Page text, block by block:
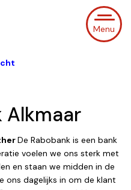
Menu
Alkmaar
De Rabobank is een bank
voelen we ons sterk met
en staan we midden in de
ons dagelijks in om de klant